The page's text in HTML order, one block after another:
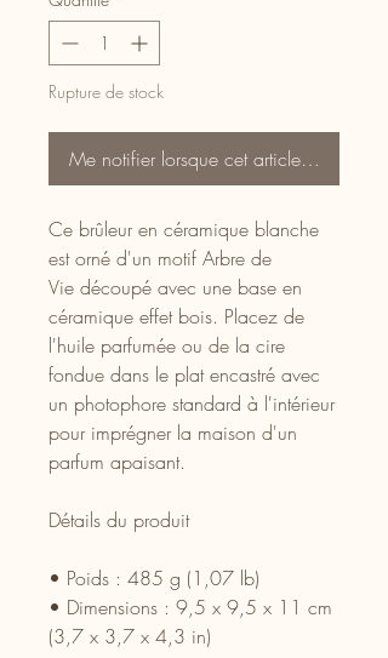
Rupture de stock
Me notifier lorsque cet article est
Ce brûleur en céramique blanche
est orné d'un motif Arbre de
Vie découpé avec une base en
céramique effet bois. Placez de
l'huile parfumée ou de la cire
fondue dans le plat encastré avec
un photophore standard à l'intérieur
pour imprégner la maison d'un
parfum apaisant.
Détails du produit
• Poids : 485 g (1,07 lb)
• Dimensions : 9,5 x 9,5 x 11 cm
(3,7 x 3,7 x 4,3 in)